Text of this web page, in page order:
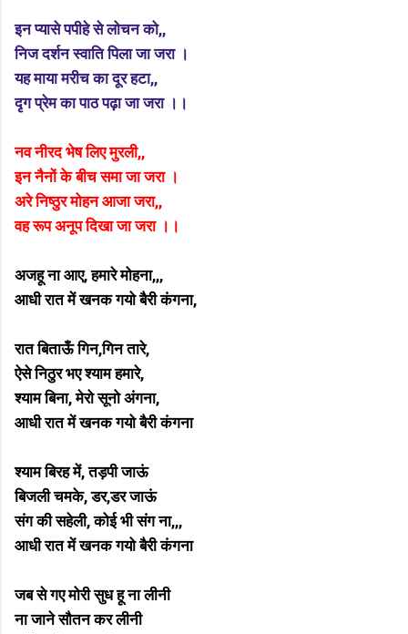
इन प्यासे पपीहे से लोचन को,,
निज दर्शन स्वाति पिला जा जरा ।
यह माया मरीच का दूर हटा,,
दृग प्रेम का पाठ पढ़ा जा जरा ।।
नव नीरद भेष लिए मुरली,,
इन नैनों के बीच समा जा जरा ।
अरे निष्ठुर मोहन आजा जरा,,
वह रूप अनूप दिखा जा जरा ।।
अजहू ना आए, हमारे मोहना,,,
आधी रात में खनक गयो बैरी कंगना,
रात बिताऊँ गिन,गिन तारे,
ऐसे निठुर भए श्याम हमारे,
श्याम बिना, मेरो सूनो अंगना,
आधी रात में खनक गयो बैरी कंगना
श्याम बिरह में, तड़पी जाऊं
बिजली चमके, डर,डर जाऊं
संग की सहेली, कोई भी संग ना,,,
आधी रात में खनक गयो बैरी कंगना
जब से गए मोरी सुध हू ना लीनी
ना जाने सौतन कर लीनी